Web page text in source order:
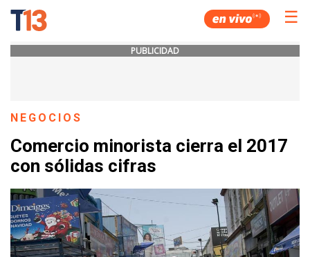
☰
PUBLICIDAD
NEGOCIOS
Comercio minorista cierra el 2017
con sólidas cifras